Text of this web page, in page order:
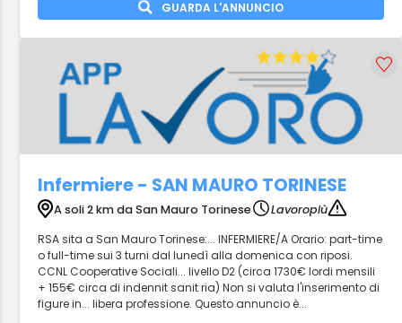
GUARDA L'ANNUNCIO
Infermiere - SAN MAURO TORINESE
A soli 2 km da San Mauro Torinese
Lavoropiù
RSA sita a San Mauro Torinese:... INFERMIERE/A Orario: part-time
o full-time sui 3 turni dal lunedì alla domenica con riposi.
CCNL Cooperative Sociali... livello D2 (circa 1730€ lordi mensili
+ 155€ circa di indennit sanit ria) Non si valuta l'inserimento di
figure in... libera professione. Questo annuncio è...